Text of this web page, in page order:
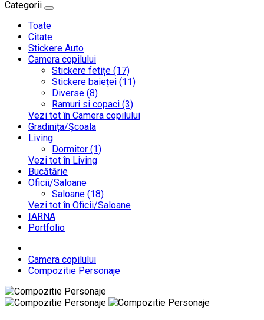
Categorii
Toate
Citate
Stickere Auto
Camera copilului
Stickere fetițe (17)
Stickere baieței (11)
Diverse (8)
Ramuri si copaci (3)
Vezi tot în Camera copilului
Gradinița/Școala
Living
Dormitor (1)
Vezi tot în Living
Bucătărie
Oficii/Saloane
Saloane (18)
Vezi tot în Oficii/Saloane
IARNA
Portfolio
Camera copilului
Compozitie Personaje